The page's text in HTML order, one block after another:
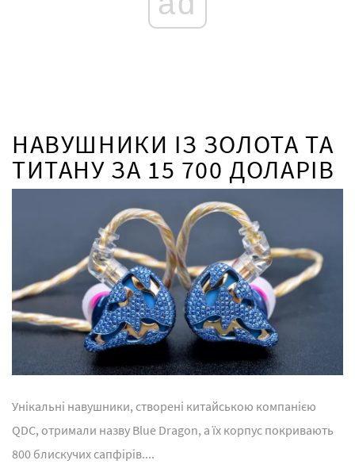
НАВУШНИКИ ІЗ ЗОЛОТА ТА
ТИТАНУ ЗА 15 700 ДОЛАРІВ
Унікальні навушники, створені китайською компанією
QDC, отримали назву Blue Dragon, а їх корпус покривають
800 блискучих сапфірів....